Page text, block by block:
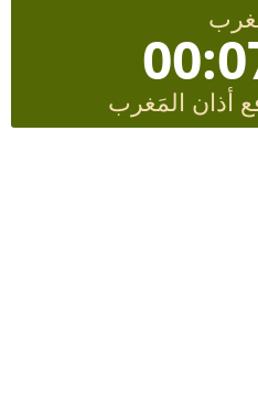
أذان المَغرب